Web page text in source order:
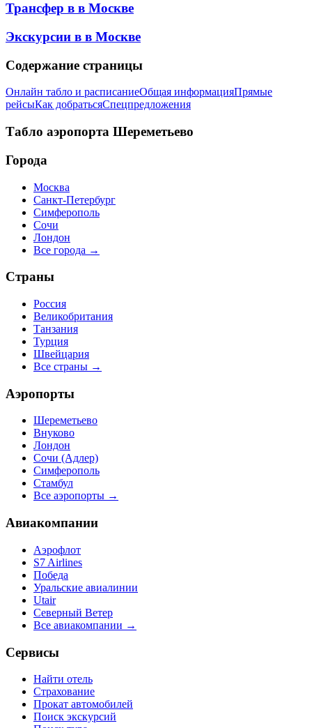
Трансфер в в Москве
Экскурсии в в Москве
Содержание страницы
Онлайн табло и расписаниеОбщая информацияПрямые
рейсыКак добратьсяСпецпредложения
Табло аэропорта Шереметьево
Города
Москва
Санкт-Петербург
Симферополь
Сочи
Лондон
Все города →
Страны
Россия
Великобритания
Танзания
Турция
Швейцария
Все страны →
Аэропорты
Шереметьево
Внуково
Лондон
Сочи (Адлер)
Симферополь
Стамбул
Все аэропорты →
Авиакомпании
Аэрофлот
S7 Airlines
Победа
Уральские авиалинии
Utair
Северный Ветер
Все авиакомпании →
Сервисы
Найти отель
Страхование
Прокат автомобилей
Поиск экскурсий